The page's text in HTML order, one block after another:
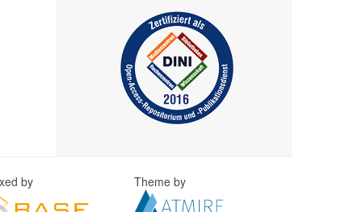
by Theme by